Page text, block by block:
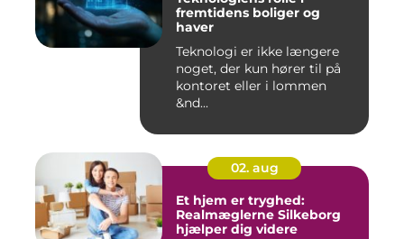
fremtidens boliger og
haver
Teknologi er ikke længere
noget, der kun hører til på
kontoret eller i lommen
&nd...
02. aug
Et hjem er tryghed:
Realmæglerne Silkeborg
hjælper dig videre